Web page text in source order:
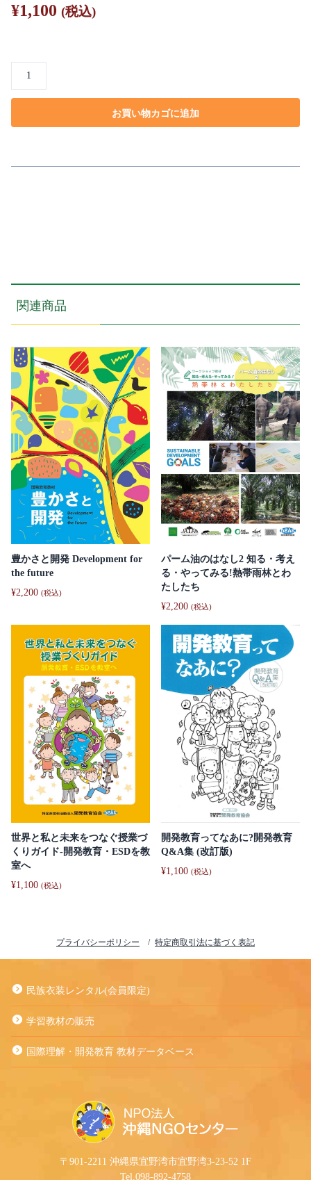
¥1,100 (税込)
が
開
パ
ー
ト
シ
ッ
プ
事
例
集
個
お買い物カゴに追加
関連商品
豊かさと開発 Development for
the future
¥2,200 (税込)
パーム油のはなし2 知る・考え
る・やってみる!熱帯雨林とわ
たしたち
¥2,200 (税込)
世界と私と未来をつなぐ授業づ
くりガイド-開発教育・ESDを教
室へ
¥1,100 (税込)
開発教育ってなあに?開発教育
Q&A集 (改訂版)
¥1,100 (税込)
プライバシーポリシー 特定商取引法に基づく表記
民族衣装レンタル(会員限定)
学習教材の販売
国際理解・開発教育 教材データベース
〒901-2211 沖縄県宜野湾市宜野湾3-23-52 1F
Tel.098-892-4758